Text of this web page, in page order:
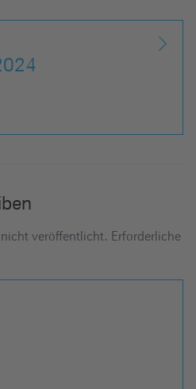
veröffentlicht. Erforderliche